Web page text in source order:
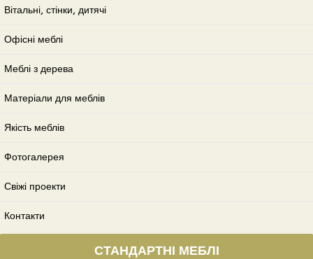
Вітальні, стінки, дитячі
Офісні меблі
Меблі з дерева
Матеріали для меблів
Якість меблів
Фотогалерея
Свіжі проекти
Контакти
СТАНДАРТНІ МЕБЛІ